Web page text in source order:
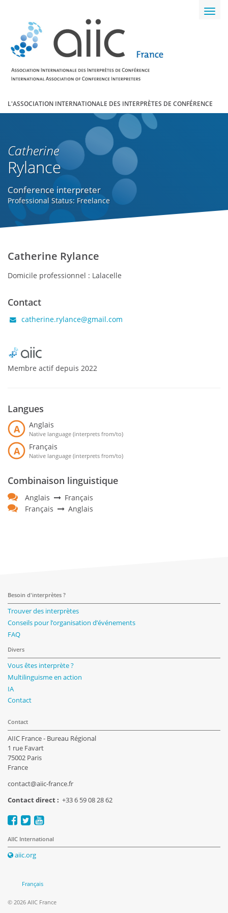
L'ASSOCIATION INTERNATIONALE DES INTERPRÈTES DE CONFÉRENCE
Catherine
Rylance
Conference interpreter
Professional Status: Freelance
Catherine Rylance
Domicile professionnel : Lalacelle
Contact
catherine.rylance@gmail.com
Membre actifdepuis 2022
Langues
A Anglais
Native language (interprets from/to)
A Français
Native language (interprets from/to)
Combinaison linguistique
Anglais
Français
Français
Anglais
Besoin d'interprètes ?
Trouver des interprètes
Conseils pour l’organisation d’événements
FAQ
Divers
Vous êtes interprète ?
Multilinguisme en action
IA
Contact
Contact
AIIC France - Bureau Régional
1 rue Favart
75002 Paris
France
contact@aiic-france.fr
Contact direct : +33 6 59 08 28 62
AIIC International
aiic.org
© 2026 AIIC France
Français